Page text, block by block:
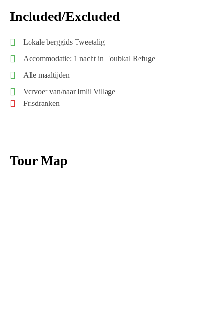
Included/Excluded
Lokale berggids Tweetalig
Accommodatie: 1 nacht in Toubkal Refuge
Alle maaltijden
Vervoer van/naar Imlil Village
Frisdranken
Tour Map